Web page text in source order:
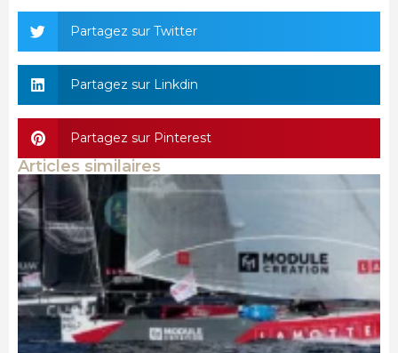
Partagez sur Twitter
Partagez sur Linkdin
Partagez sur Pinterest
Articles similaires